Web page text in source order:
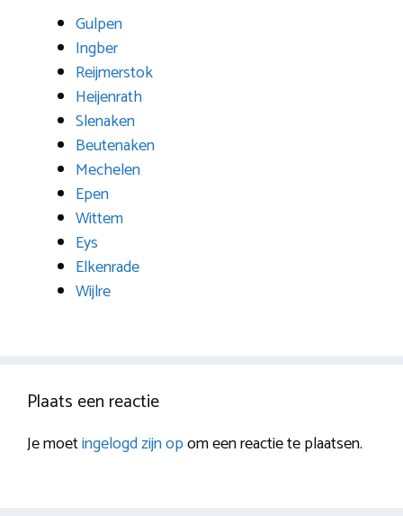
Gulpen
Ingber
Reijmerstok
Heijenrath
Slenaken
Beutenaken
Mechelen
Epen
Wittem
Eys
Elkenrade
Wijlre
Plaats een reactie
Je moetingelogd zijn opom een reactie te plaatsen.